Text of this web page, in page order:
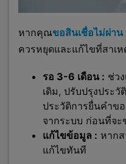
หากคุณขอสินเชื่อไม่ผ่าน
ควรหยุดและแก้ไขที่สาเ
รอ 3-6 เดือน : ช่ว
เดิม, ปรับปรุงประ
ประวัติการยื่นคำข
จากระบบ ก่อนที่จ
แก้ไขข้อมูล : หากส
แก้ไขทันที